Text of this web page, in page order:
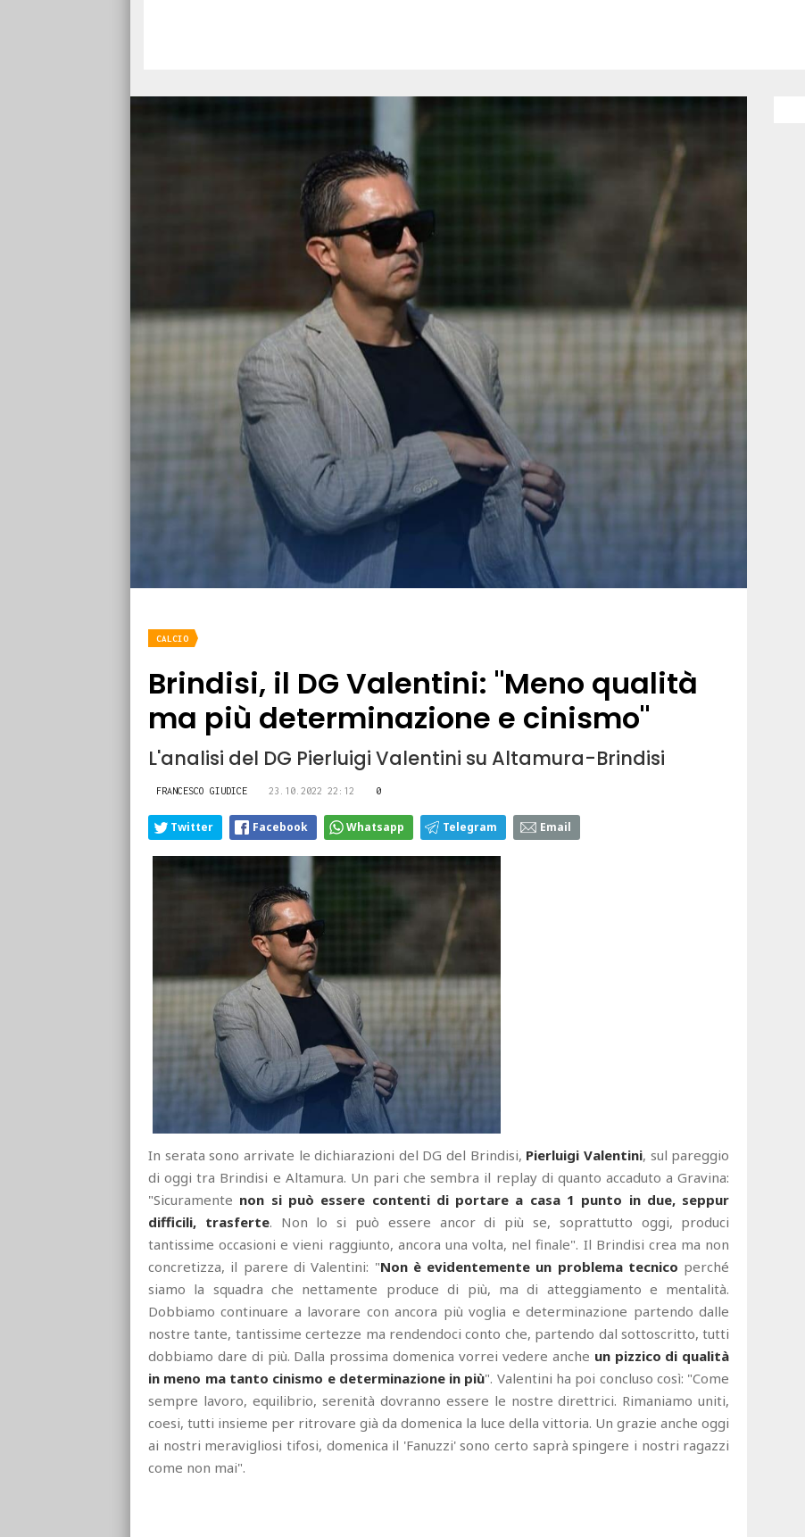
CALCIO
Brindisi, il DG Valentini: "Meno qualità
ma più determinazione e cinismo"
L'analisi del DG Pierluigi Valentini su Altamura-Brindisi
FRANCESCO GIUDICE 23.10.2022 22:12 0
Twitter Facebook Whatsapp Telegram Email
In serata sono arrivate le dichiarazioni del DG del Brindisi, Pierluigi Valentini, sul pareggio
di oggi tra Brindisi e Altamura. Un pari che sembra il replay di quanto accaduto a Gravina:
"Sicuramente non si può essere contenti di portare a casa 1 punto in due, seppur
difficili, trasferte. Non lo si può essere ancor di più se, soprattutto oggi, produci
tantissime occasioni e vieni raggiunto, ancora una volta, nel finale". Il Brindisi crea ma non
concretizza, il parere di Valentini: "Non è evidentemente un problema tecnico perché
siamo la squadra che nettamente produce di più, ma di atteggiamento e mentalità.
Dobbiamo continuare a lavorare con ancora più voglia e determinazione partendo dalle
nostre tante, tantissime certezze ma rendendoci conto che, partendo dal sottoscritto, tutti
dobbiamo dare di più. Dalla prossima domenica vorrei vedere anche un pizzico di qualità
in meno ma tanto cinismo e determinazione in più". Valentini ha poi concluso così: "Come
sempre lavoro, equilibrio, serenità dovranno essere le nostre direttrici. Rimaniamo uniti,
coesi, tutti insieme per ritrovare già da domenica la luce della vittoria. Un grazie anche oggi
ai nostri meravigliosi tifosi, domenica il 'Fanuzzi' sono certo saprà spingere i nostri ragazzi
come non mai".